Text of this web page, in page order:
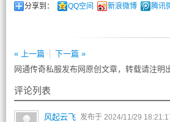
分享到： QQ空间 新浪微博 腾讯
« 上一篇
下一篇 »
网通传奇私服发布网原创文章，转载请注明
评论列表
风起云飞 发布于 2024/11/29